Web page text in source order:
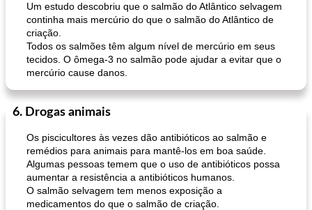
Um estudo descobriu que o salmão do Atlântico selvagem
continha mais mercúrio do que o salmão do Atlântico de
criação.
Todos os salmões têm algum nível de mercúrio em seus
tecidos. O ômega-3 no salmão pode ajudar a evitar que o
mercúrio cause danos.
6. Drogas animais
Os piscicultores às vezes dão antibióticos ao salmão e
remédios para animais para mantê-los em boa saúde.
Algumas pessoas temem que o uso de antibióticos possa
aumentar a resistência a antibióticos humanos.
O salmão selvagem tem menos exposição a
medicamentos do que o salmão de criação.